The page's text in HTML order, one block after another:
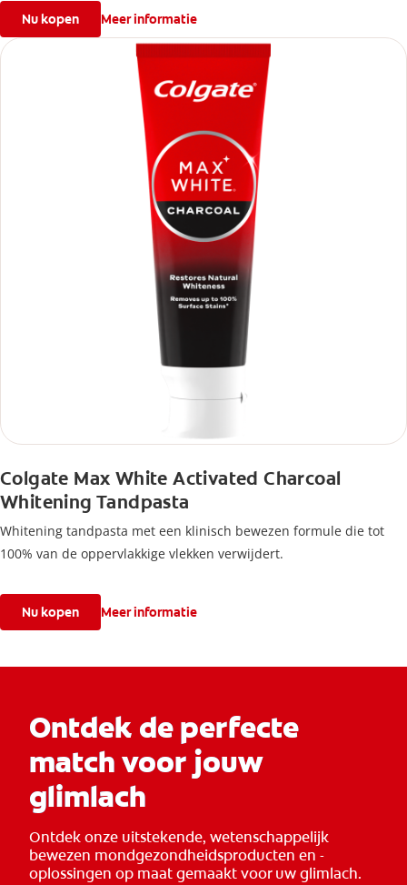
Nu kopen Meer informatie
Colgate Max White Activated Charcoal
Whitening Tandpasta
Whitening tandpasta met een klinisch bewezen formule die tot
100% van de oppervlakkige vlekken verwijdert.
Nu kopen Meer informatie
Ontdek de perfecte
match voor jouw
glimlach
Ontdek onze uitstekende, wetenschappelijk
bewezen mondgezondheidsproducten en -
oplossingen op maat gemaakt voor uw glimlach.